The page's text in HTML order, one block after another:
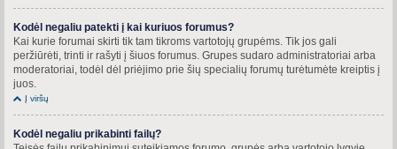
Kodėl negaliu patekti į kai kuriuos forumus?
Kai kurie forumai skirti tik tam tikroms vartotojų grupėms. Tik jos gali
peržiūrėti, trinti ir rašyti į šiuos forumus. Grupes sudaro administratoriai arba
moderatoriai, todėl dėl priėjimo prie šių specialių forumų turėtumėte kreiptis į
juos.
Į viršų
Kodėl negaliu prikabinti failų?